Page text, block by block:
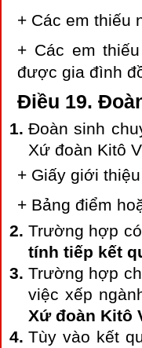
+ Các em thiếu
+ Các em
được gia đình
Điều 19.
Đoàn sinh
Xứ đoàn Kitô
+ Giấy giới
+ Bảng điểm
Trường hợp
tính tiếp kết
Trường hợp
việc xếp
Xứ đoàn Kitô
Tùy vào kết